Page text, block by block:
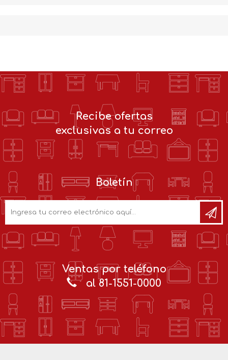
Recibe ofertas
exclusivas a tu correo
Boletín
Ventas por teléfono
al 81-1551-0000